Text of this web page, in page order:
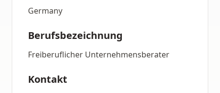
Germany
Berufsbezeichnung
Freiberuflicher Unternehmensberater
Kontakt